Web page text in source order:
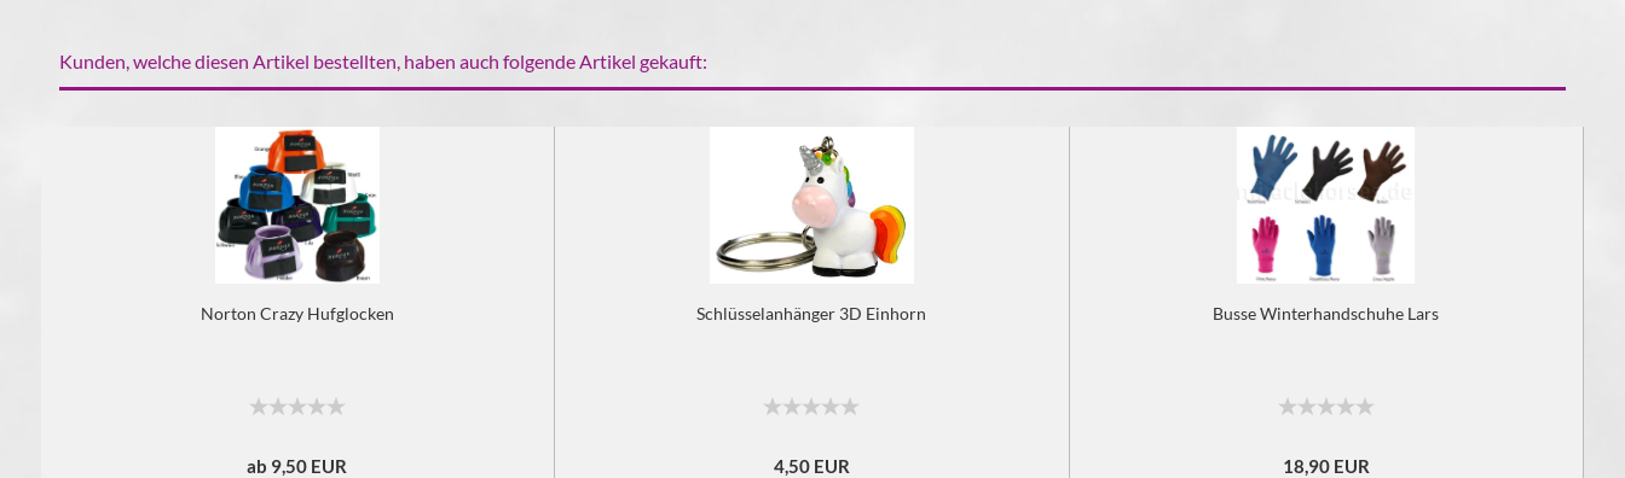
Kunden, welche diesen Artikel bestellten, haben auch folgende Artikel gekauft:
Norton Crazy Hufglocken
ab 9,50 EUR
Schlüsselanhänger 3D Einhorn
4,50 EUR
Busse Winterhandschuhe Lars
18,90 EUR